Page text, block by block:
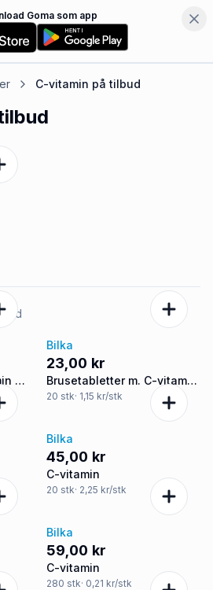
Goma som app
C-vitamin på tilbud
m.
Bilka
23,00 kr
Brusetabletter m. C-vitamin
lemon smag
20 stk· 1,15 kr/stk
Bilka
45,00 kr
C-vitamin
20 stk· 2,25 kr/stk
Bilka
59,00 kr
C-vitamin
280 stk· 0,21 kr/stk